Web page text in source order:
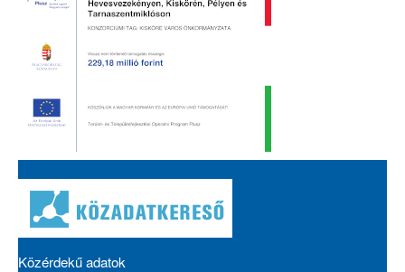
Közérdekű adatok